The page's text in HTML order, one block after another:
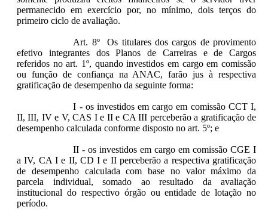
permanecido em exercício por, no mínimo, dois terços do
primeiro ciclo de avaliação.
Art. 8º Os titulares dos cargos de provimento
efetivo integrantes dos Planos de Carreiras e de Cargos
referidos no art. 1º, quando investidos em cargo em comissão
ou função de confiança na ANAC, farão jus à respectiva
gratificação de desempenho da seguinte forma:
I - os investidos em cargo em comissão CCT I,
II, III, IV e V, CAS I e II e CA III perceberão a gratificação de
desempenho calculada conforme disposto no art. 5º; e
II - os investidos em cargo em comissão CGE I
a IV, CA I e II, CD I e II perceberão a respectiva gratificação
de desempenho calculada com base no valor máximo da
parcela individual, somado ao resultado da avaliação
institucional do respectivo órgão ou entidade de lotação no
período.